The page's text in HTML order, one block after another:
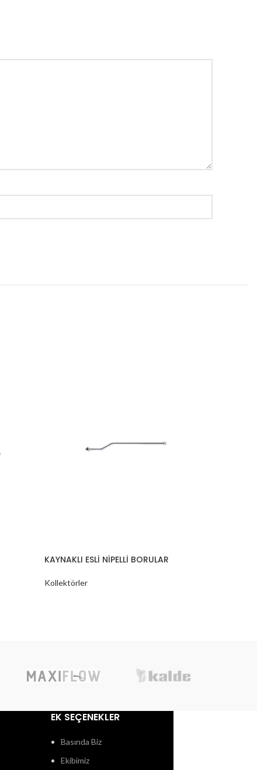
KAYNAKLI ESLİ NİPELLİ BORULAR
Kollektörler
EK SEÇENEKLER
Basında Biz
Ekibimiz